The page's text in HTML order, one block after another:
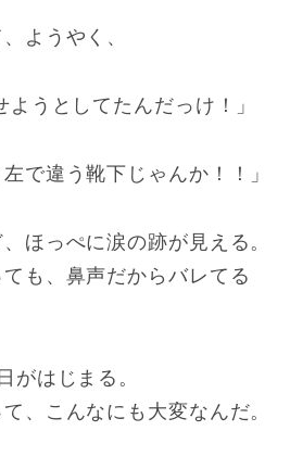
ようやく、
ようとしてたんだっけ！」
で違う靴下じゃんか！！」
ほっぺに涙の跡が見える。
も、鼻声だからバレてる
がはじまる。
、こんなにも大変なんだ。